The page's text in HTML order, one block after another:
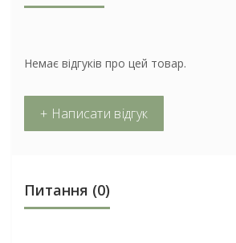
Немає відгуків про цей товар.
+ Написати відгук
Питання (0)